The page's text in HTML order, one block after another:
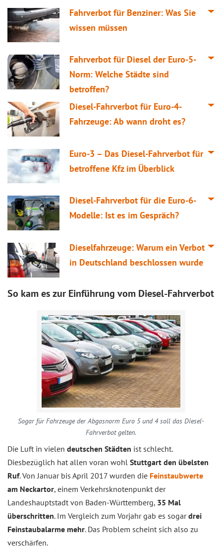
Fahrverbot für Benziner: Was Sie
wissen müssen
Fahrverbot für Diesel der Euro-5-
Norm: Welche Städte sind
betroffen?
Diesel-Fahrverbot für Euro-4-
Fahrzeuge: Ab wann droht es?
Euro-3 – Das Diesel-Fahrverbot für
betroffene Kfz im Überblick
Diesel-Fahrverbot für die Euro-6-
Modelle: Ist es im Gespräch?
Dieselfahrzeuge: Warum ein Verbot
in Deutschland beschlossen wurde
So kam es zur Einführung vom Diesel-Fahrverbot
Sogar für Fahrzeuge der Abgasnorm Euro 5 und 4 soll das Diesel-
Fahrverbot gelten.
Die Luft in vielen deutschen Städten ist schlecht.
Diesbezüglich hat allen voran wohl Stuttgart den übelsten
Ruf. Von Januar bis April 2017 wurden die Feinstaubwerte
am Neckartor, einem Verkehrsknotenpunkt der
Landeshauptstadt von Baden-Württemberg, 35 Mal
überschritten. Im Vergleich zum Vorjahr gab es sogardrei
Feinstaubalarme mehr. Das Problem scheint sich also zu
verschärfen.